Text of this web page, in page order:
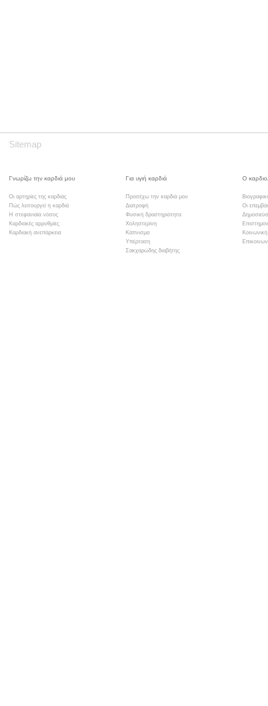
Sitemap
Γνωρίζω την καρδιά μου
Οι αρτηρίες της καρδιάς
Πώς λειτουργεί η καρδιά
Η στεφανιαία νόσος
Καρδιακές αρρυθμίες
Καρδιακή ανεπάρκεια
Για υγιή καρδιά
Προσέχω την καρδιά μου
Διατροφή
Φυσική δραστηριότητα
Χοληστερίνη
Κάπνισμα
Υπέρταση
Σακχαρώδης διαβήτης
Ο
Οι